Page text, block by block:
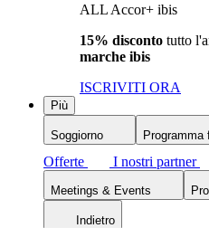
ALL Accor+ ibis
15% disconto tutto
marche ibis
ISCRIVITI ORA
Più
Soggiorno Programma
Offerte
I nostri partner
Meetings & Events
Indietro